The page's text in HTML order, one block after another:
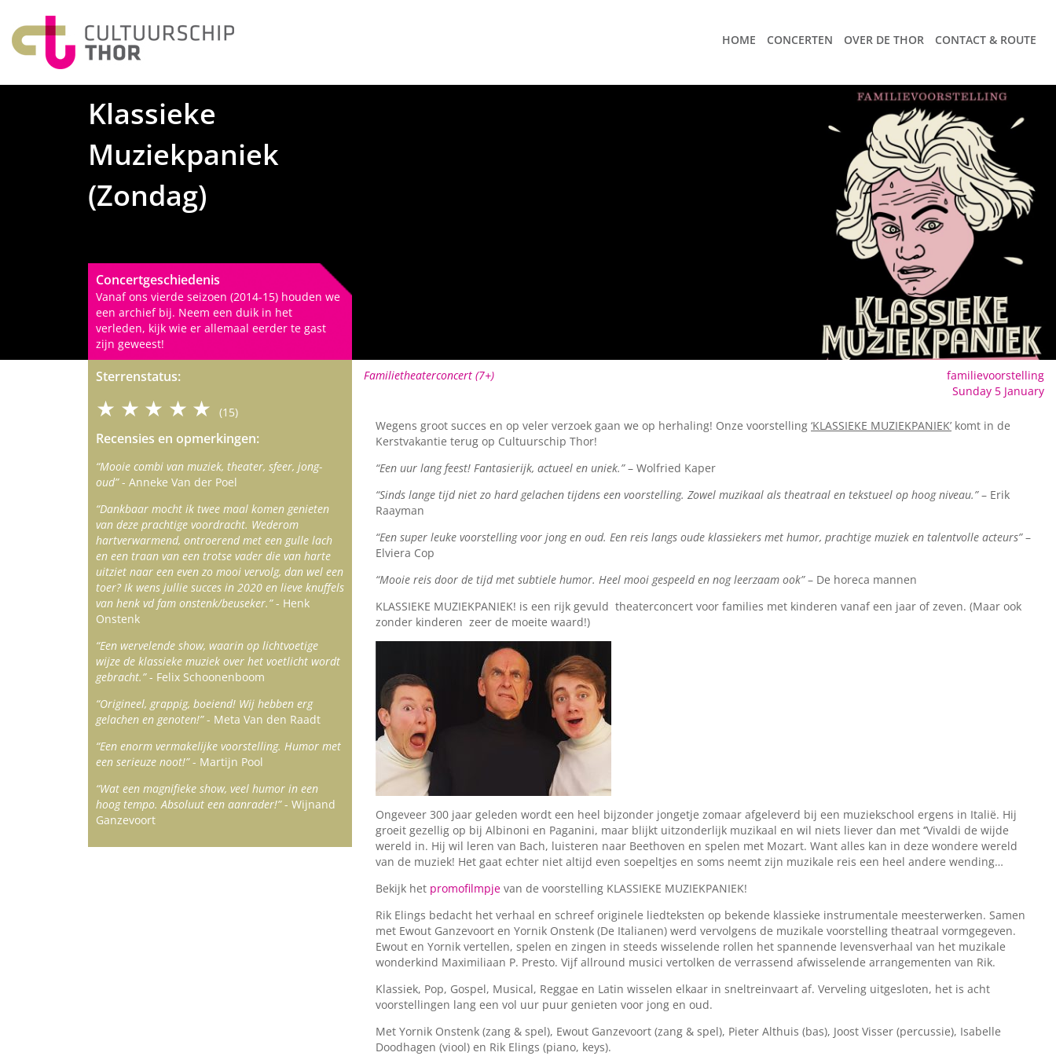
HOME CONCERTEN OVER DE THOR CONTACT & ROUTE
Klassieke
Muziekpaniek
(Zondag)
Concertgeschiedenis
Vanaf ons vierde seizoen (2014-15) houden we
een archief bij. Neem een duik in het
verleden, kijk wie er allemaal eerder te gast
zijn geweest!
Sterrenstatus:
★★★★★ (15)
Recensies en opmerkingen:
“Mooie combi van muziek, theater, sfeer, jong-
oud”- Anneke Van der Poel
“Dankbaar mocht ik twee maal komen genieten
van deze prachtige voordracht. Wederom
hartverwarmend, ontroerend met een gulle lach
en een traan van een trotse vader die van harte
uitziet naar een even zo mooi vervolg, dan wel een
toer? Ik wens jullie succes in 2020 en lieve knuffels
van henk vd fam onstenk/beuseker.”- Henk
Onstenk
“Een wervelende show, waarin op lichtvoetige
wijze de klassieke muziek over het voetlicht wordt
gebracht.”- Felix Schoonenboom
“Origineel, grappig, boeiend! Wij hebben erg
gelachen en genoten!”- Meta Van den Raadt
“Een enorm vermakelijke voorstelling. Humor met
een serieuze noot!”- Martijn Pool
“Wat een magnifieke show, veel humor in een
hoog tempo. Absoluut een aanrader!”- Wijnand
Ganzevoort
Familietheaterconcert (7+)
familievoorstelling
Sunday 5 January
Wegens groot succes en op veler verzoek gaan we op herhaling! Onze voorstelling ‘KLASSIEKE MUZIEKPANIEK’ komt in de
Kerstvakantie terug op Cultuurschip Thor!
“Een uur lang feest! Fantasierijk, actueel en uniek.”– Wolfried Kaper
“Sinds lange tijd niet zo hard gelachen tijdens een voorstelling. Zowel muzikaal als theatraal en tekstueel op hoog niveau.”– Erik
Raayman
“Een super leuke voorstelling voor jong en oud. Een reis langs oude klassiekers met humor, prachtige muziek en talentvolle acteurs”–
Elviera Cop
“Mooie reis door de tijd met subtiele humor. Heel mooi gespeeld en nog leerzaam ook”– De horeca mannen
KLASSIEKE MUZIEKPANIEK! is een rijk gevuld theaterconcert voor families met kinderen vanaf een jaar of zeven. (Maar ook
zonder kinderen zeer de moeite waard!)
Ongeveer 300 jaar geleden wordt een heel bijzonder jongetje zomaar afgeleverd bij een muziekschool ergens in Italië. Hij
groeit gezellig op bij Albinoni en Paganini, maar blijkt uitzonderlijk muzikaal en wil niets liever dan met ‘’Vivaldi de wijde
wereld in. Hij wil leren van Bach, luisteren naar Beethoven en spelen met Mozart. Want alles kan in deze wondere wereld
van de muziek! Het gaat echter niet altijd even soepeltjes en soms neemt zijn muzikale reis een heel andere wending…
Bekijk het promofilmpje van de voorstelling KLASSIEKE MUZIEKPANIEK!
Rik Elings bedacht het verhaal en schreef originele liedteksten op bekende klassieke instrumentale meesterwerken. Samen
met Ewout Ganzevoort en Yornik Onstenk (De Italianen) werd vervolgens de muzikale voorstelling theatraal vormgegeven.
Ewout en Yornik vertellen, spelen en zingen in steeds wisselende rollen het spannende levensverhaal van het muzikale
wonderkind Maximiliaan P. Presto. Vijf allround musici vertolken de verrassend afwisselende arrangementen van Rik.
Klassiek, Pop, Gospel, Musical, Reggae en Latin wisselen elkaar in sneltreinvaart af. Verveling uitgesloten, het is acht
voorstellingen lang een vol uur puur genieten voor jong en oud.
Met Yornik Onstenk (zang & spel), Ewout Ganzevoort (zang & spel), Pieter Althuis (bas), Joost Visser (percussie), Isabelle
Doodhagen (viool) en Rik Elings (piano, keys).